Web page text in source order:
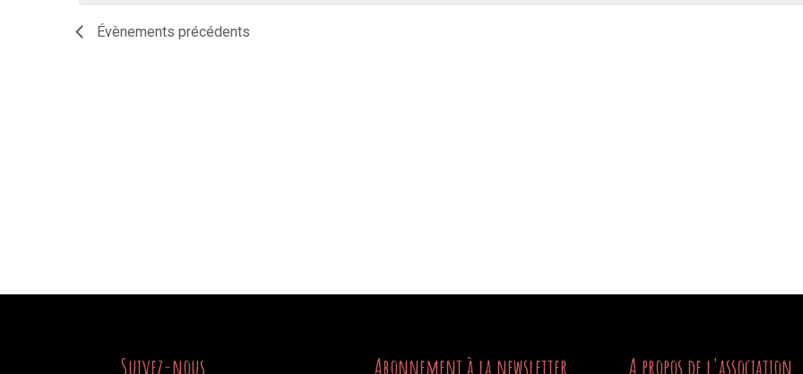
Évènements précédents
Suivez-nous Abonnement à la newsletter A propos de l'association